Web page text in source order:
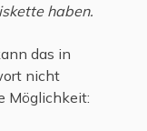
haben.
das in
nicht
Möglichkeit: